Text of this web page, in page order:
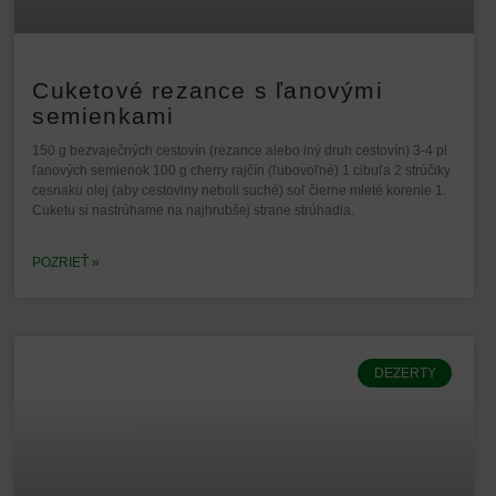
Cuketové rezance s ľanovými
semienkami
150 g bezvaječných cestovín (rezance alebo iný druh cestovín) 3-4 pl
ľanových semienok 100 g cherry rajčín (ľubovoľné) 1 cibuľa 2 strúčiky
cesnaku olej (aby cestoviny neboli suché) soľ čierne mleté korenie 1.
Cuketu si nastrúhame na najhrubšej strane strúhadla.
POZRIEŤ »
DEZERTY